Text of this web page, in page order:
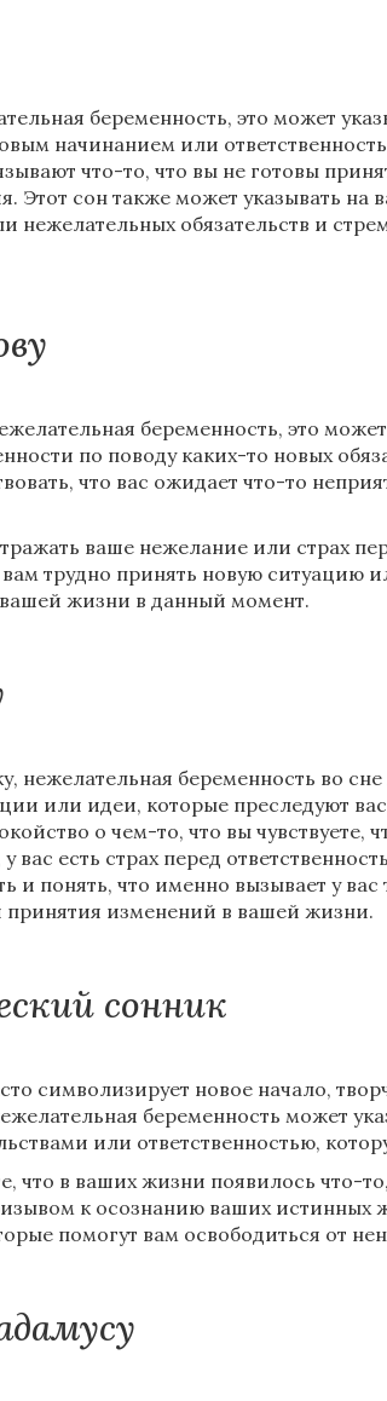
беременность, это может
начинанием или
что-то, что вы не готовы
Этот сон также может указывать на
нежелательных обязательств и
беременность, это
по поводу каких-то новых
что вас ожидает что-то
ваше нежелание или страх
трудно принять новую ситуацию
жизни в данный момент.
нежелательная беременность во
или идеи, которые преследуют
о чем-то, что вы чувствуете,
вас есть страх перед
и понять, что именно вызывает у
изменений в вашей жизни.
сонник
символизирует новое начало,
беременность может
или ответственностью,
что в ваших жизни появилось что-
к осознанию ваших истинных
помогут вам освободиться от